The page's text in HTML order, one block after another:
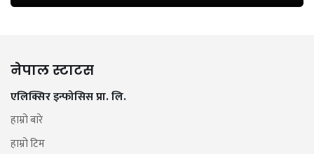
नेपाल स्टाटस
एलिक्सिर इन्फोसिस प्रा. लि.
हाम्रो बारे
हाम्रो टिम